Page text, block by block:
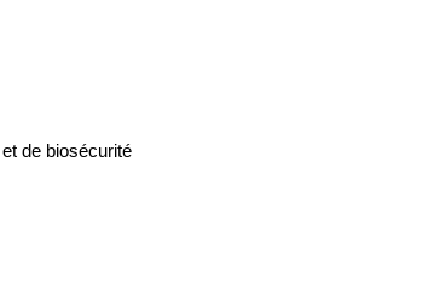
de biosécurité